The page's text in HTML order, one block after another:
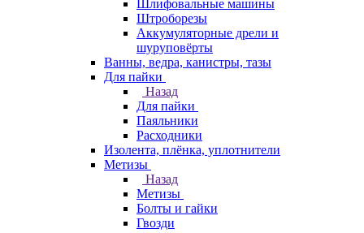
Шлифовальные машины
Штроборезы
Аккумуляторные дрели и
шуруповёрты
Ванны, ведра, канистры, тазы
Для пайки
Назад
Для пайки
Паяльники
Расходники
Изолента, плёнка, уплотнители
Метизы
Назад
Метизы
Болты и гайки
Гвозди